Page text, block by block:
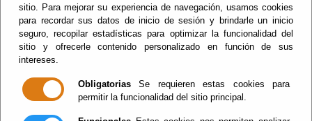
sitio. Para mejorar su experiencia de navegación, usamos cookies
para recordar sus datos de inicio de sesión y brindarle un inicio
seguro, recopilar estadísticas para optimizar la funcionalidad del
sitio y ofrecerle contenido personalizado en función de sus
intereses.
Obligatorias Se requieren estas cookies para
permitir la funcionalidad del sitio principal.
Funcionarios
Habilitados